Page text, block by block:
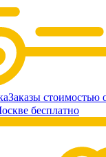
Заказы стоимостью
бесплатно